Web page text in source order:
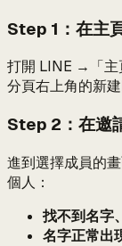
Step 1：在主
打開 LINE →「
分頁右上角的新
Step 2：在邀
進到選擇成員的
個人：
找不到名字
名字正常出